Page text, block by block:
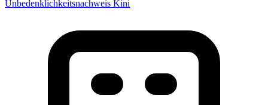
Unbedenklichkeitsnachweis Kini